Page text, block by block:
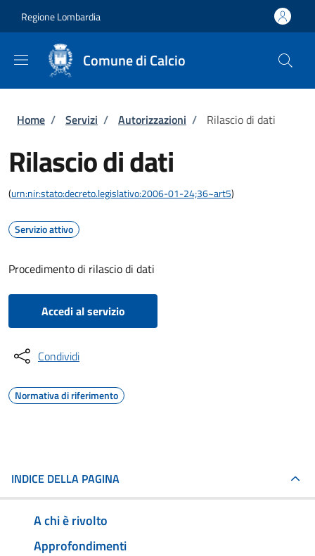
Regione Lombardia
Comune di Calcio
Briciole di pane
Home / Servizi / Autorizzazioni / Rilascio di dati
Rilascio di dati
(urn:nir:stato:decreto.legislativo:2006-01-24;36~art5)
Servizio attivo
Procedimento di rilascio di dati
Accedi al servizio
Condividi
Normativa di riferimento
INDICE DELLA PAGINA
A chi è rivolto
Approfondimenti